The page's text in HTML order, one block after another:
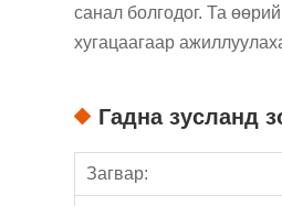
санал болгодог. Та
хугацаагаар
Гадна зусланд
Загвар: